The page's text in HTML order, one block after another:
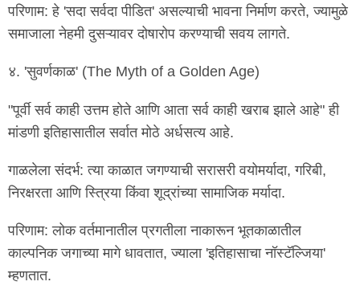
परिणाम: हे 'सदा सर्वदा पीडित' असल्याची भावना निर्माण करते, ज्यामुळे
समाजाला नेहमी दुसऱ्यावर दोषारोप करण्याची सवय लागते.
४. 'सुवर्णकाळ' (The Myth of a Golden Age)
"पूर्वी सर्व काही उत्तम होते आणि आता सर्व काही खराब झाले आहे" ही
मांडणी इतिहासातील सर्वात मोठे अर्धसत्य आहे.
गाळलेला संदर्भ: त्या काळात जगण्याची सरासरी वयोमर्यादा, गरिबी,
निरक्षरता आणि स्त्रिया किंवा शूद्रांच्या सामाजिक मर्यादा.
परिणाम: लोक वर्तमानातील प्रगतीला नाकारून भूतकाळातील
काल्पनिक जगाच्या मागे धावतात, ज्याला 'इतिहासाचा नॉस्टॅल्जिया'
म्हणतात.